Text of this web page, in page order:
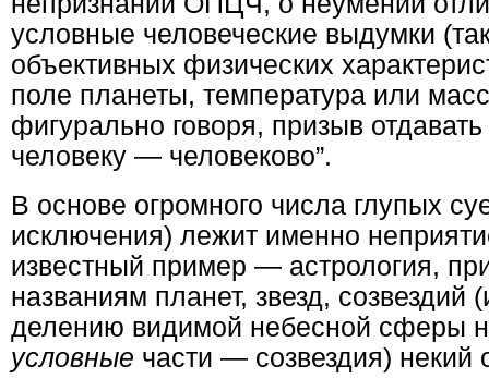
условные человеческие выдумки
объективных физических
поле планеты, температура или
фигурально говоря, призыв
человеку — человеково”.
В основе огромного числа глупых
исключения) лежит именно
известный пример — астрология,
названиям планет, звезд, созвездий
делению видимой небесной сферы
условные части — созвездия) некий